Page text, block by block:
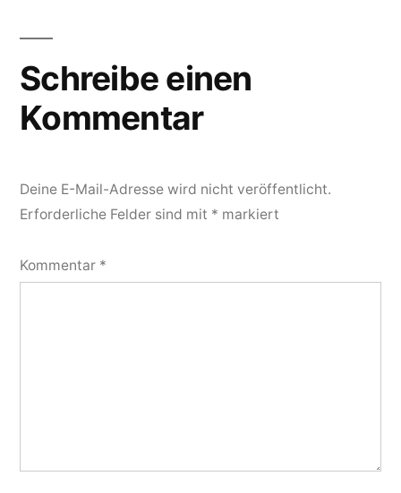
Schreibe einen
Kommentar
Deine E-Mail-Adresse wird nicht veröffentlicht.
Erforderliche Felder sind mit * markiert
Kommentar *